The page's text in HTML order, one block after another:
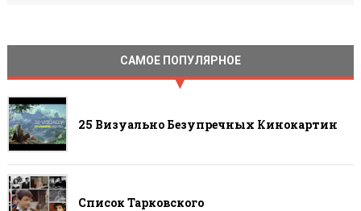
САМОЕ ПОПУЛЯРНОЕ
25 Визуально Безупречных Кинокартин
Список Тарковского